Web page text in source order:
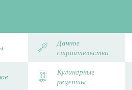
Дачное
строительство
Кулинарные
рецепты